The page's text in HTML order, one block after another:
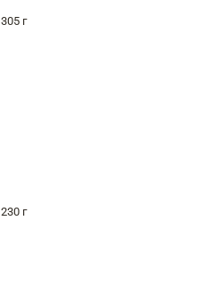
305 г
230 г